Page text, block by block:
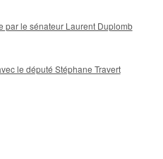
par le sénateur Laurent Duplomb
le député Stéphane Travert